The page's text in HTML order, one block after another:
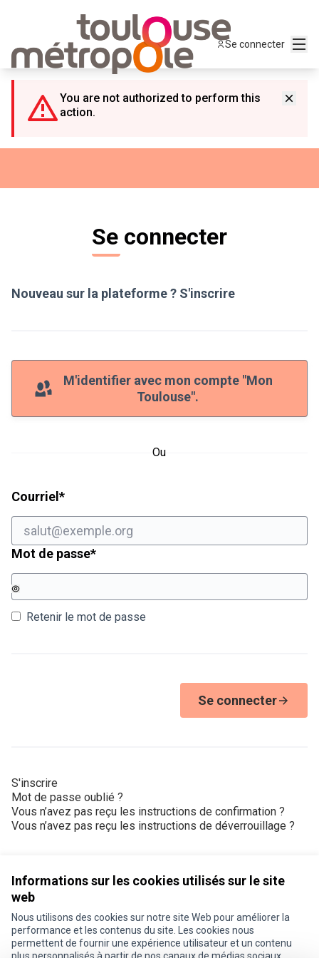
Informations sur les cookies utilisés sur le site
web
Nous utilisons des cookies sur notre site Web pour améliorer la
performance et les contenus du site. Les cookies nous
permettent de fournir une expérience utilisateur et un contenu
Se connecter
You are not authorized to perform this
action.
Se connecter
Nouveau sur la plateforme ? S'inscrire
M'identifier avec mon compte "Mon
Toulouse".
Ou
Courriel *Champ obligatoire
Mot de passe*Champ obligatoire
Retenir le mot de passe
Se connecter
S'inscrire
Mot de passe oublié ?
Vous n’avez pas reçu les instructions de confirmation ?
Vous n’avez pas reçu les instructions de déverrouillage ?
Conditions d'utilisation
Paramètres des cookies
Je participe ! sur X
Je participe ! sur Facebook
Je participe ! sur Instagram